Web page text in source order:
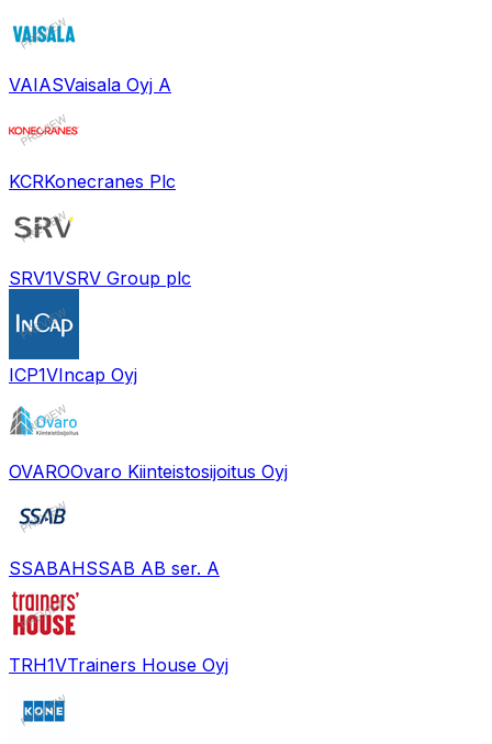
VAIASVaisala Oyj A
KCRKonecranes Plc
SRV1VSRV Group plc
ICP1VIncap Oyj
OVAROOvaro Kiinteistosijoitus Oyj
SSABAHSSAB AB ser. A
TRH1VTrainers House Oyj